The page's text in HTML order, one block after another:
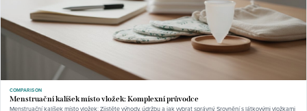
COMPARISON
Menstruační kalíšek místo vložek: Komplexní průvodce
Menstruační kalíšek místo vložek: Zjistěte výhody, údržbu a jak vybrat správný. Srovnění s látkovými vložkami